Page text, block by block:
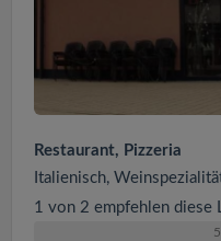
Restaurant, Pizzeria
Italienisch,
1 von 2 empfehlen diese